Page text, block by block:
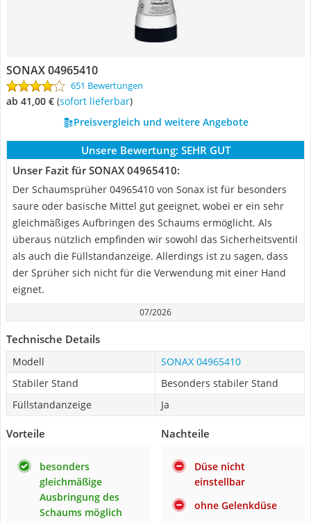
SONAX 04965410
651 Bewertungen
ab 41,00 € ( Sofort lieferbar)
Preisvergleich und weitere Angebote
Unsere Bewertung: SEHR GUT
Unser Fazit für SONAX 04965410:
Der Schaumsprüher 04965410 von Sonax ist für besonders
saure oder basische Mittel gut geeignet, wobei er ein sehr
gleichmäßiges Aufbringen des Schaums ermöglicht. Als
überaus nützlich empfinden wir sowohl das Sicherheitsventil
als auch die Füllstandanzeige. Allerdings ist zu sagen, dass
der Sprüher sich nicht für die Verwendung mit einer Hand
eignet.
07/2026
Technische Details
Modell
SONAX 04965410
Stabiler Stand
Besonders stabiler Stand
Füllstandanzeige
Ja
Vorteile
besonders
gleichmäßige
Ausbringung des
Schaums möglich
Nachteile
Düse nicht
einstellbar
ohne Gelenkdüse